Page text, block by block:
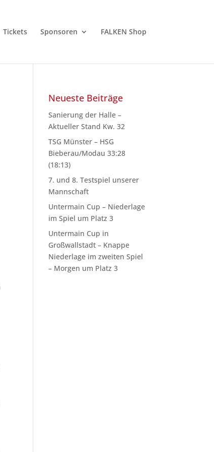
Tickets Sponsoren FALKEN Shop
Neueste Beiträge
Sanierung der Halle –
Aktueller Stand Kw. 32
TSG Münster – HSG
Bieberau/Modau 33:28
(18:13)
7. und 8. Testspiel unserer
Mannschaft
Untermain Cup – Niederlage
im Spiel um Platz 3
Untermain Cup in
Großwallstadt – Knappe
Niederlage im zweiten Spiel
– Morgen um Platz 3